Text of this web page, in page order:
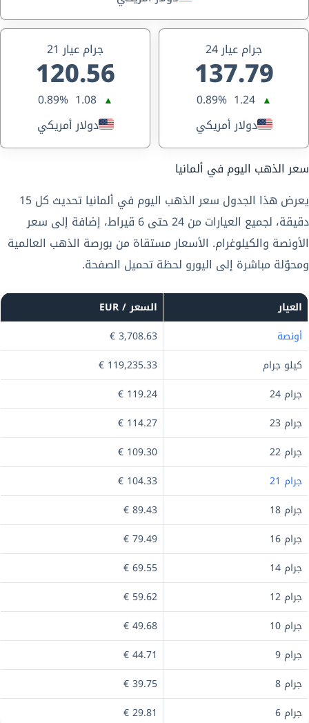
جرام عيار 24
137.79
▲
1.24
0.89%
دولار أمريكي
جرام عيار 21
120.56
▲
1.08
0.89%
دولار أمريكي
سعر الذهب اليوم في ألمانيا
يعرض هذا الجدول سعر الذهب اليوم في ألمانيا تحديث كل 15
دقيقة، لجميع العيارات من 24 حتى 6 قيراط، إضافة إلى سعر
الأونصة والكيلوغرام. الأسعار مستقاة من بورصة الذهب العالمية
ومحوّلة مباشرة إلى اليورو لحظة تحميل الصفحة.
العيار
السعر / EUR
أونصة
3,708.63 €
كيلو جرام
119,235.33 €
جرام 24
119.24 €
جرام 23
114.27 €
جرام 22
109.30 €
جرام 21
104.33 €
جرام 18
89.43 €
جرام 16
79.49 €
جرام 14
69.55 €
جرام 12
59.62 €
جرام 10
49.68 €
جرام 9
44.71 €
جرام 8
39.75 €
جرام 6
29.81 €